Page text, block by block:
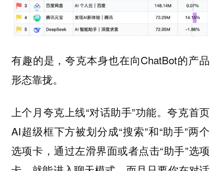
有趣的是，夸克本身也在向ChatBot的产品
形态靠拢。
上个月夸克上线“对话助手”功能。夸克首页
AI超级框下方被划分成“搜索”和“助手”两个
选项卡，通过左滑界面或者点击“助手”选项